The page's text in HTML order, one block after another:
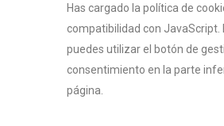
Has cargado la política de
compatibilidad con JavaScript.
puedes utilizar el botón de
consentimiento en la parte
página.